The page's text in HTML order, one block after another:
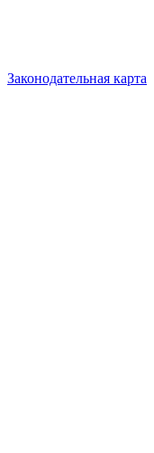
Законодательная карта